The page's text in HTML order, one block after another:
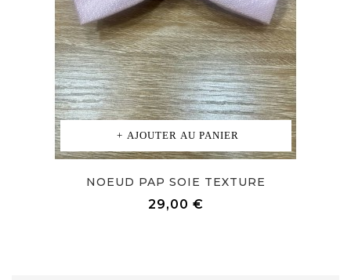
AJOUTER AU PANIER
NOEUD PAP SOIE TEXTURE
29,00 €Prix